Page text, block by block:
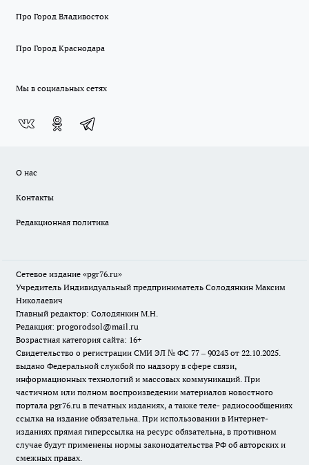
Про Город Владивосток
Про Город Краснодара
Мы в социальных сетях
О нас
Контакты
Редакционная политика
Сетевое издание «pgr76.ru»
Учредитель Индивидуальный предприниматель Солодянкин Максим
Николаевич
Главный редактор: Солодянкин М.Н.
Редакция: progorodsol@mail.ru
Возрастная категория сайта: 16+
Свидетельство о регистрации СМИ ЭЛ № ФС 77 – 90243 от 22.10.2025.
выдано Федеральной службой по надзору в сфере связи,
информационных технологий и массовых коммуникаций. При
частичном или полном воспроизведении материалов новостного
портала pgr76.ru в печатных изданиях, а также теле- радиосообщениях
ссылка на издание обязательна. При использовании в Интернет-
изданиях прямая гиперссылка на ресурс обязательна, в противном
случае будут применены нормы законодательства РФ об авторских и
смежных правах.